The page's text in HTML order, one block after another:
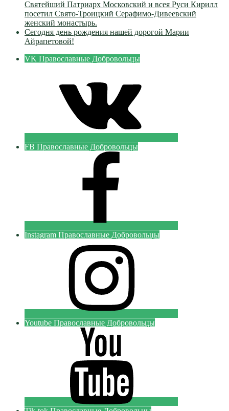
Святейший Патриарх Московский и всея Руси Кирилл
посетил Свято-Троицкий Серафимо-Дивеевский
женский монастырь.
Сегодня день рождения нашей дорогой Марии
Айрапетовой!
VK Православные Добровольцы
FB Православные Добровольцы
Instagram Православные Добровольцы
Youtube Православные Добровольцы